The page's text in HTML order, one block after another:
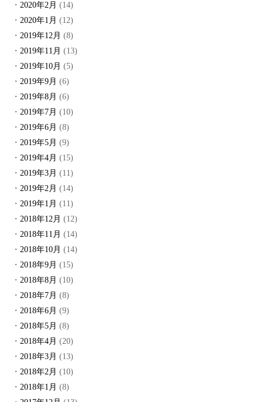
2020年2月 (14)
2020年1月 (12)
2019年12月 (8)
2019年11月 (13)
2019年10月 (5)
2019年9月 (6)
2019年8月 (6)
2019年7月 (10)
2019年6月 (8)
2019年5月 (9)
2019年4月 (15)
2019年3月 (11)
2019年2月 (14)
2019年1月 (11)
2018年12月 (12)
2018年11月 (14)
2018年10月 (14)
2018年9月 (15)
2018年8月 (10)
2018年7月 (8)
2018年6月 (9)
2018年5月 (8)
2018年4月 (20)
2018年3月 (13)
2018年2月 (10)
2018年1月 (8)